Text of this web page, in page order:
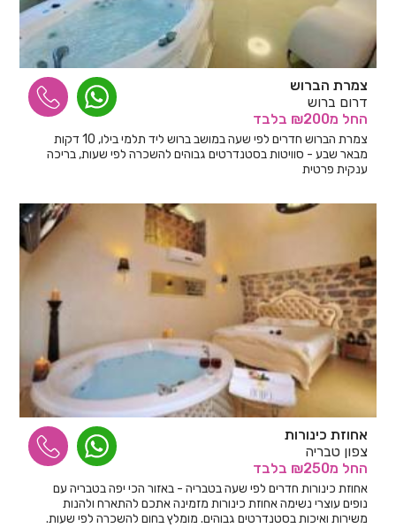
צמרת הברוש
דרום ברוש
החל מ₪200 בלבד
צמרת הברוש חדרים לפי שעה במושב ברוש ליד תלמי בילו, 10 דקות
מבאר שבע - סוויטות בסטנדרטים גבוהים להשכרה לפי שעות, בריכה
ענקית פרטית
אחוזת כינורות
צפון טבריה
החל מ₪250 בלבד
אחוזת כינורות חדרים לפי שעה בטבריה - באזור הכי יפה בטבריה עם
נופים עוצרי נשימה אחוזת כינורות מזמינה אתכם להתארח ולהנות
משירות ואיכות בסטנדרטים גבוהים. מומלץ בחום להשכרה לפי שעות.